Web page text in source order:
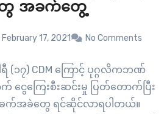
ေ အခက်တွေ့
February 17, 2021 No Comments
ရီ (၁၇) CDM ‌ကြောင့် ပုဂ္ဂလိကဘဏ်
က် ငွေကြေးစီးဆင်းမှု ပြတ်တောက်ပြီး
က်အခဲတွေ ရင်ဆိုင်လာရပါတယ်။